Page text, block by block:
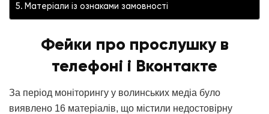
Матеріали із ознаками замовності
Фейки про прослушку в
телефоні і Вконтакте
За період моніторингу у волинських медіа було
виявлено 16 матеріалів, що містили недостовірну